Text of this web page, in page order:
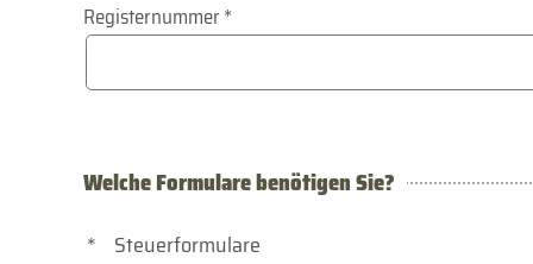
Registernummer*
Welche Formulare benötigen Sie?
Steuerformulare
*